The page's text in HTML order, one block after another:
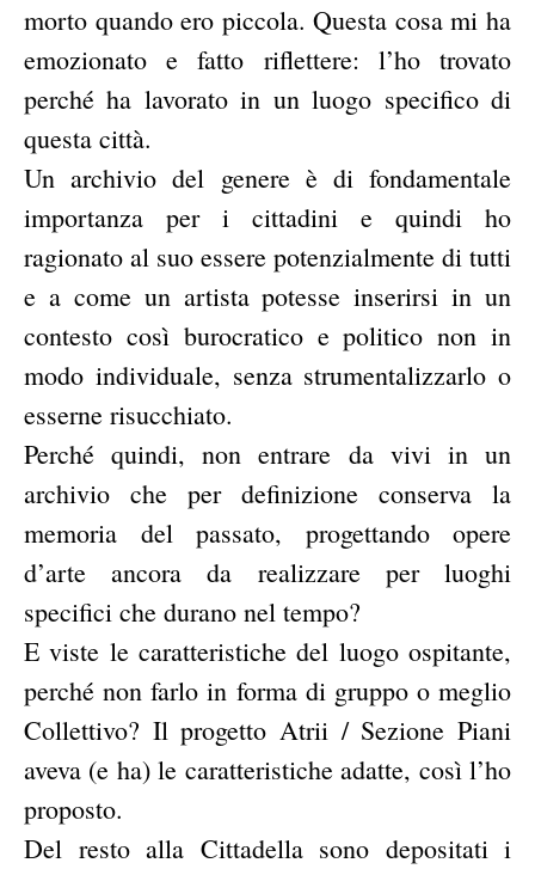
morto quando ero piccola. Questa cosa mi ha
emozionato e fatto riflettere: l’ho trovato
perché ha lavorato in un luogo specifico di
questa città.
Un archivio del genere è di fondamentale
importanza per i cittadini e quindi ho
ragionato al suo essere potenzialmente di tutti
e a come un artista potesse inserirsi in un
contesto così burocratico e politico non in
modo individuale, senza strumentalizzarlo o
esserne risucchiato.
Perché quindi, non entrare da vivi in un
archivio che per definizione conserva la
memoria del passato, progettando opere
d’arte ancora da realizzare per luoghi
specifici che durano nel tempo?
E viste le caratteristiche del luogo ospitante,
perché non farlo in forma di gruppo o meglio
Collettivo? Il progetto Atrii / Sezione Piani
aveva (e ha) le caratteristiche adatte, così l’ho
proposto.
Del resto alla Cittadella sono depositati i